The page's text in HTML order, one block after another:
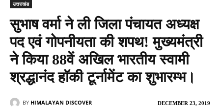
उत्तराखंड
सुभाष वर्मा ने ली जिला पंचायत अध्यक्ष
पद एवं गोपनीयता की शपथ! मुख्यमंत्री
ने किया 88वें अखिल भारतीय स्वामी
श्रद्धानंद हॉकी टूर्नामेंट का शुभारम्भ।
DECEMBER 23, 2019
BY HIMALAYAN DISCOVER